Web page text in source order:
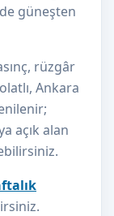
güneşten
rüzgâr
Ankara
açık alan